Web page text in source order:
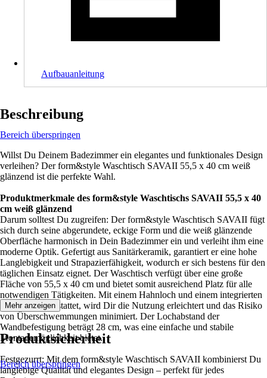
Aufbauanleitung
Beschreibung
Bereich überspringen
Willst Du Deinem Badezimmer ein elegantes und funktionales Design
verleihen? Der form&style Waschtisch SAVAII 55,5 x 40 cm weiß
glänzend ist die perfekte Wahl.
Produktmerkmale des form&style Waschtischs SAVAII 55,5 x 40
cm weiß glänzend
Darum solltest Du zugreifen: Der form&style Waschtisch SAVAII fügt
sich durch seine abgerundete, eckige Form und die weiß glänzende
Oberfläche harmonisch in Dein Badezimmer ein und verleiht ihm eine
moderne Optik. Gefertigt aus Sanitärkeramik, garantiert er eine hohe
Langlebigkeit und Strapazierfähigkeit, wodurch er sich bestens für den
täglichen Einsatz eignet. Der Waschtisch verfügt über eine große
Fläche von 55,5 x 40 cm und bietet somit ausreichend Platz für alle
notwendigen Tätigkeiten. Mit einem Hahnloch und einem integrierten
Überlauf ausgestattet, wird Dir die Nutzung erleichtert und das Risiko
von Überschwemmungen minimiert. Der Lochabstand der
Wandbefestigung beträgt 28 cm, was eine einfache und stabile
Montagemöglichkeit bietet.
Festgezurrt: Mit dem form&style Waschtisch SAVAII kombinierst Du
langlebige Qualität und elegantes Design – perfekt für jedes
Mehr anzeigen
Produktsicherheit
Bereich überspringen